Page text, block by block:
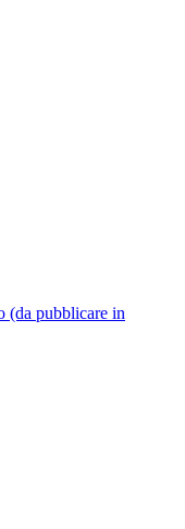
(da pubblicare in